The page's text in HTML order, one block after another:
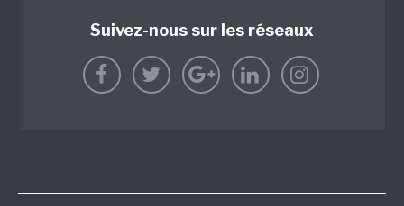
Suivez-nous sur les réseaux